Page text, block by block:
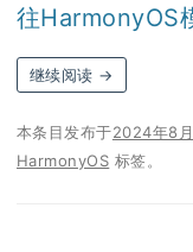
往HarmonyOS
继续阅读 →
本条目发布于2024年8
HarmonyOS 标签。